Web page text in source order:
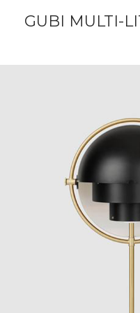
GUBI MULTI-